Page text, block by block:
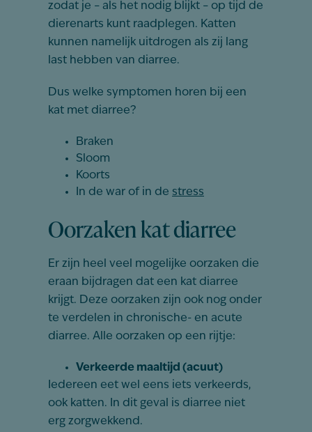
zodat je – als het nodig blijkt – op tijd de
dierenarts kunt raadplegen. Katten
kunnen namelijk uitdrogen als zij lang
last hebben van diarree.
Dus welke symptomen horen bij een
kat met diarree?
Braken
Sloom
Koorts
In de war of in de stress
Oorzaken kat diarree
Er zijn heel veel mogelijke oorzaken die
eraan bijdragen dat een kat diarree
krijgt. Deze oorzaken zijn ook nog onder
te verdelen in chronische- en acute
diarree. Alle oorzaken op een rijtje:
Verkeerde maaltijd (acuut)
Iedereen eet wel eens iets verkeerds,
ook katten. In dit geval is diarree niet
erg zorgwekkend.